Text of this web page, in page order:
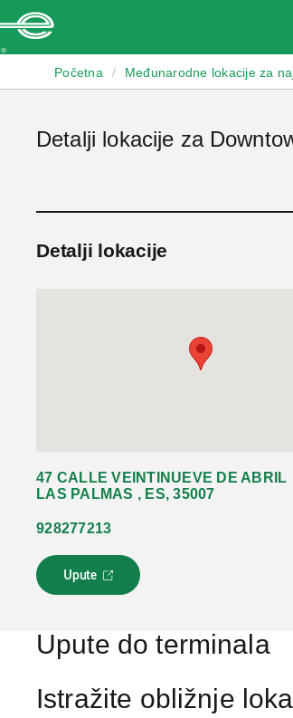
Početna / Međunarodne lokacije za
Detalji lokacije za
Detalji lokacije
47 CALLE VEINTINUEVE DE ABRIL
LAS PALMAS , ES, 35007
928277213
Upute
L
i
s
o
t
Upute do terminala
Istražite obližnje